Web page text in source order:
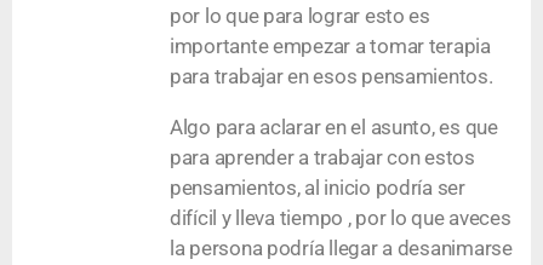
por lo que para lograr esto es
importante empezar a tomar terapia
para trabajar en esos pensamientos.
Algo para aclarar en el asunto, es que
para aprender a trabajar con estos
pensamientos, al inicio podría ser
difícil y lleva tiempo , por lo que aveces
la persona podría llegar a desanimarse